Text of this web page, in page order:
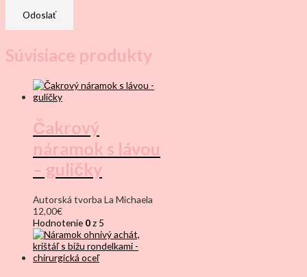
Súvisiace produkty
Čakrový
náramok s lávou
– guličky
Autorská tvorba La Michaela
12,00€
Hodnotenie 0z 5